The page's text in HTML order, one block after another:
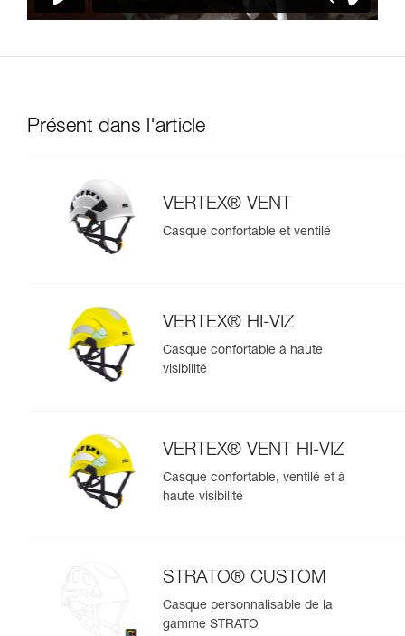
Présent dans l'article
VERTEX® VENT
Casque confortable et ventilé
VERTEX® HI-VIZ
Casque confortable à haute
visibilité
VERTEX® VENT HI-VIZ
Casque confortable, ventilé et à
haute visibilité
STRATO® CUSTOM
Casque personnalisable de la
gamme STRATO